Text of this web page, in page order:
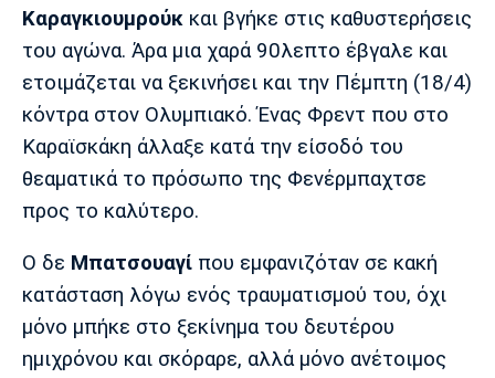
Πόρτο Μπενφίκα
Καραγκιουμρούκ και βγήκε στις καθυστερήσεις
του αγώνα. Άρα μια χαρά 90λεπτο έβγαλε και
ετοιμάζεται να ξεκινήσει και την Πέμπτη (18/4)
κόντρα στον Ολυμπιακό. Ένας Φρεντ που στο
Καραϊσκάκη άλλαξε κατά την είσοδό του
θεαματικά το πρόσωπο της Φενέρμπαχτσε
προς το καλύτερο.
Ο δε Μπατσουαγί που εμφανιζόταν σε κακή
κατάσταση λόγω ενός τραυματισμού του, όχι
μόνο μπήκε στο ξεκίνημα του δευτέρου
ημιχρόνου και σκόραρε, αλλά μόνο ανέτοιμος